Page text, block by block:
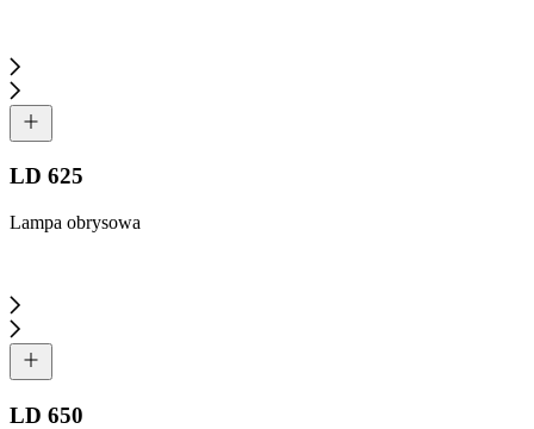
LD 625
Lampa obrysowa
LD 650